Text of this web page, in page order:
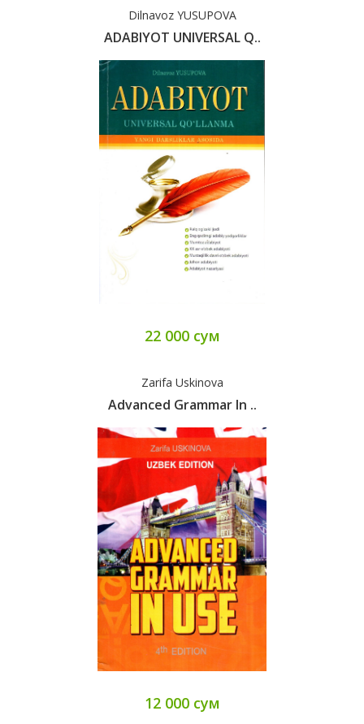
Dilnavoz YUSUPOVA
ADABIYOT UNIVERSAL Q..
22 000 сум
Zarifa Uskinova
Advanced Grammar In ..
12 000 сум